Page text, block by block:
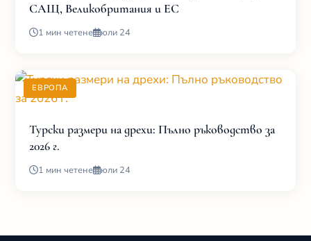
САЩ, Великобритания и ЕС
1 мин четене юли 24
ЕВРОПА
Турски размери на дрехи: Пълно ръководство за
2026 г.
1 мин четене юли 24